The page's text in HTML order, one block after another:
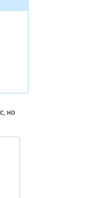
но